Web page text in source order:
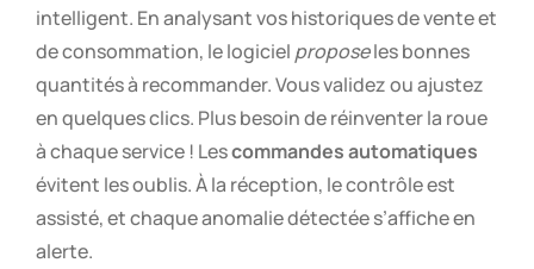
intelligent. En analysant vos historiques de vente et
de consommation, le logiciel proposeles bonnes
quantités à recommander. Vous validez ou ajustez
en quelques clics. Plus besoin de réinventer la roue
à chaque service ! Lescommandes automatiques
évitent les oublis. À la réception, le contrôle est
assisté, et chaque anomalie détectée s’affiche en
alerte.